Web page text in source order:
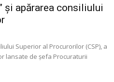
și apărarea consiliului
Superior al Procurorilor (CSP), a
lansate de șefa Procuraturii